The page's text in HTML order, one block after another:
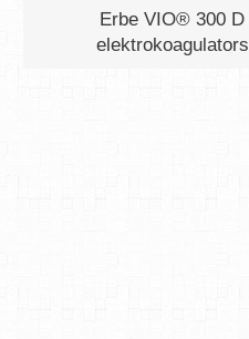
Erbe VIO® 300 D
elektrokoagulators